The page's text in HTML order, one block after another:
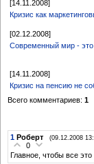
[14.11.2008]
Кризис как
[02.12.2008]
Современный мир - это
[14.11.2008]
Кризис на пенсию не
Всего комментариев: 1
1 Роберт (09.12.2008
0
Главное, чтобы все